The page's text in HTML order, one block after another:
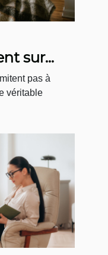
sur
être
pas à
véritable